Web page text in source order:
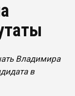
Владимира
в